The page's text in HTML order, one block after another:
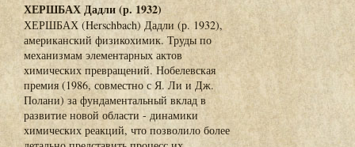
ХЕРШБАХ Дадли (р. 1932)
ХЕРШБАХ (Herschbach) Дадли (р. 1932),
американский физикохимик. Труды по
механизмам элементарных актов
химических превращений. Нобелевская
премия (1986, совместно с Я. Ли и Дж.
Полани) за фундаментальный вклад в
развитие новой области - динамики
химических реакций, что позволило более